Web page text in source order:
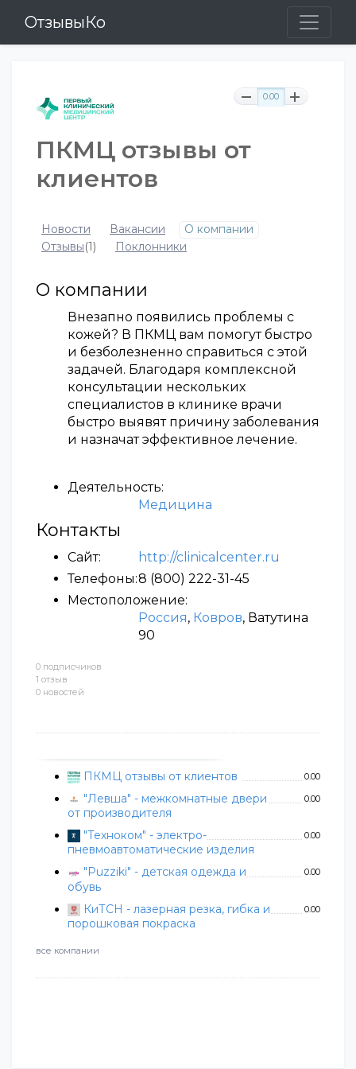
ОтзывыКо
0 подписчиков
1 отзыв
0 новостей
ПКМЦ отзывы от клиентов 0.00
"Левша" - межкомнатные двери
от производителя
0.00
"Техноком" - электро-
пневмоавтоматические изделия
0.00
"Puzziki" - детская одежда и
обувь
0.00
КиТСН - лазерная резка, гибка и
порошковая покраска
0.00
все компании
0.00
ПКМЦ отзывы от
клиентов
Новости Вакансии
О компании
Отзывы(1) Поклонники
О компании
Внезапно появились проблемы с
кожей? В ПКМЦ вам помогут быстро
и безболезненно справиться с этой
задачей. Благодаря комплексной
консультации нескольких
специалистов в клинике врачи
быстро выявят причину заболевания
и назначат эффективное лечение.
Деятельность:
Медицина
Контакты
Сайт:
http://clinicalcenter.ru
Телефоны:8 (800) 222-31-45
Местоположение:
Россия, Ковров, Ватутина
90